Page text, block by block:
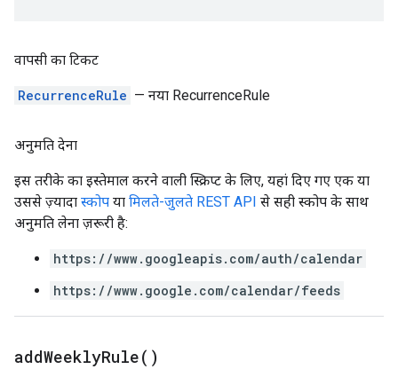
वापसी का टिकट
RecurrenceRule — नया RecurrenceRule
अनुमति देना
इस तरीके का इस्तेमाल करने वाली स्क्रिप्ट के लिए, यहां दिए गए एक या
उससे ज़्यादा स्कोप या मिलते-जुलते REST API से सही स्कोप के साथ
अनुमति लेना ज़रूरी है:
https://www.googleapis.com/auth/calendar
https://www.google.com/calendar/feeds
addWeeklyRule( )